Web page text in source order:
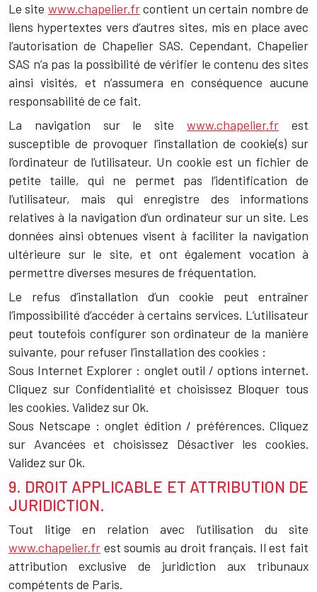
Le site www.chapelier.frcontient un certain nombre de
liens hypertextes vers d’autres sites, mis en place avec
l’autorisation de Chapelier SAS. Cependant, Chapelier
SAS n’a pas la possibilité de vérifier le contenu des sites
ainsi visités, et n’assumera en conséquence aucune
responsabilité de ce fait.
La navigation sur le sitewww.chapelier.fr est
susceptible de provoquer l’installation de cookie(s) sur
l’ordinateur de l’utilisateur. Un cookie est un fichier de
petite taille, qui ne permet pas l’identification de
l’utilisateur, mais qui enregistre des informations
relatives à la navigation d’un ordinateur sur un site. Les
données ainsi obtenues visent à faciliter la navigation
ultérieure sur le site, et ont également vocation à
permettre diverses mesures de fréquentation.
Le refus d’installation d’un cookie peut entraîner
l’impossibilité d’accéder à certains services. L’utilisateur
peut toutefois configurer son ordinateur de la manière
suivante, pour refuser l’installation des cookies :
Sous Internet Explorer : onglet outil / options internet.
Cliquez sur Confidentialité et choisissez Bloquer tous
les cookies. Validez sur Ok.
Sous Netscape : onglet édition / préférences. Cliquez
sur Avancées et choisissez Désactiver les cookies.
Validez sur Ok.
9. DROIT APPLICABLE ET ATTRIBUTION DE
JURIDICTION.
Tout litige en relation avec l’utilisation du site
www.chapelier.fr est soumis au droit français. Il est fait
attribution exclusive de juridiction aux tribunaux
compétents de Paris.